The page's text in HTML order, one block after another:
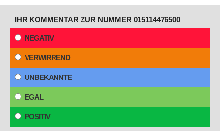
IHR KOMMENTAR ZUR NUMMER 015114476500
NEGATIV
VERWIRREND
UNBEKANNTE
EGAL
POSITIV